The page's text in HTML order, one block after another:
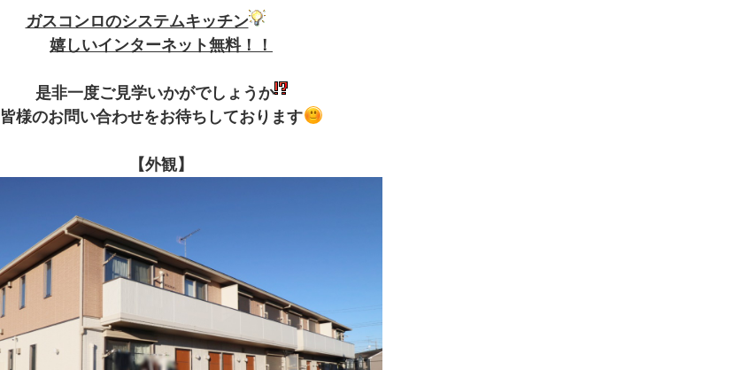
ガスコンロのシステムキッチン
嬉しいインターネット無料！！
是非一度ご見学いかがでしょうか
皆様のお問い合わせをお待ちしております
【外観】